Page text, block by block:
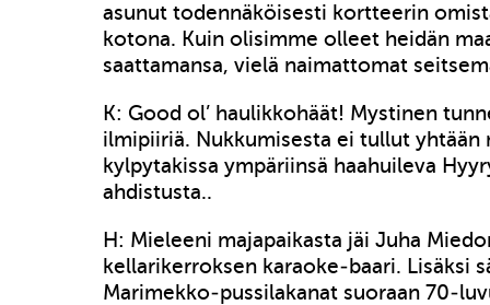
asunut todennäköisesti kortteerin
kotona. Kuin olisimme olleet heidän
saattamansa, vielä naimattomat
K: Good ol’ haulikkohäät! Mystinen
ilmipiiriä. Nukkumisesta ei tullut yhtään
kylpytakissa ympäriinsä haahuileva
ahdistusta..
H: Mieleeni majapaikasta jäi Juha
kellarikerroksen karaoke-baari. Lisäksi
Marimekko-pussilakanat suoraan 70-